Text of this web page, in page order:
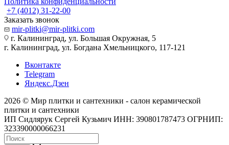
+7 (4012) 31-22-00
Заказать звонок
mir-plitki@mir-plitki.com
г. Калининград, ул. Большая Окружная, 5
г. Калининград, ул. Богдана Хмельницкого, 117-121
Вконтакте
Telegram
Яндекс.Дзен
2026 © Мир плитки и сантехники - салон керамической
плитки и сантехники
ИП Сидлярук Сергей Кузьмич ИНН: 390801787473 ОГРНИП:
323390000066231